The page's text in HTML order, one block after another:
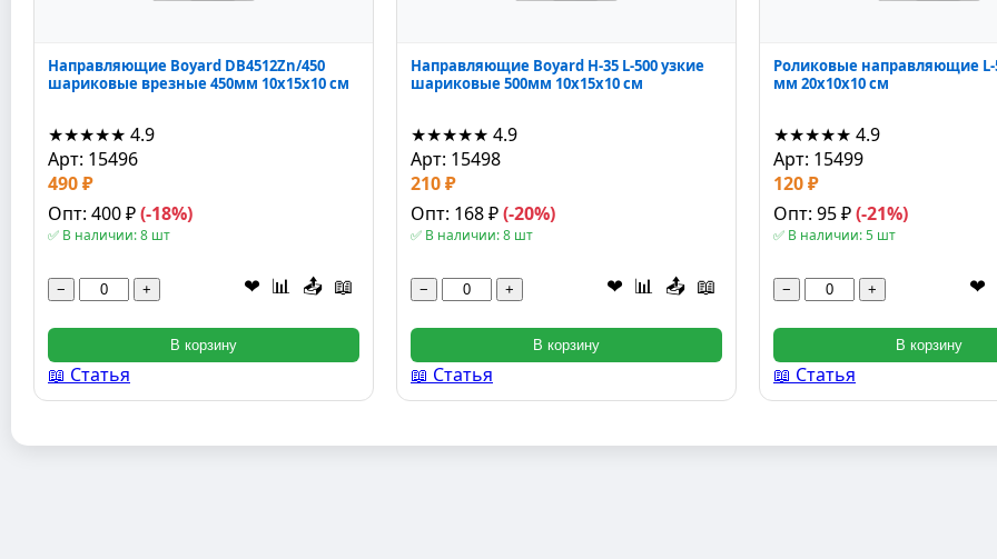
Направляющие Boyard DB4512Zn/450
шариковые врезные 450мм 10x15x10 см
★★★★★ 4.9
Арт: 15496
490 ₽
Опт: 400 ₽(-18%)
✅ В наличии: 8 шт
− + ❤ 📊 📤 📖
В корзину
📖 Статья
Направляющие Boyard H-35 L-500 узкие
шариковые 500мм 10x15x10 см
★★★★★ 4.9
Арт: 15498
210 ₽
Опт: 168 ₽(-20%)
✅ В наличии: 8 шт
− + ❤ 📊 📤 📖
В корзину
📖 Статья
Роликовые направляющие L-
мм 20x10x10 см
★★★★★ 4.9
Арт: 15499
120 ₽
Опт: 95 ₽(-21%)
✅ В наличии: 5 шт
− + ❤
В корзину
📖 Статья